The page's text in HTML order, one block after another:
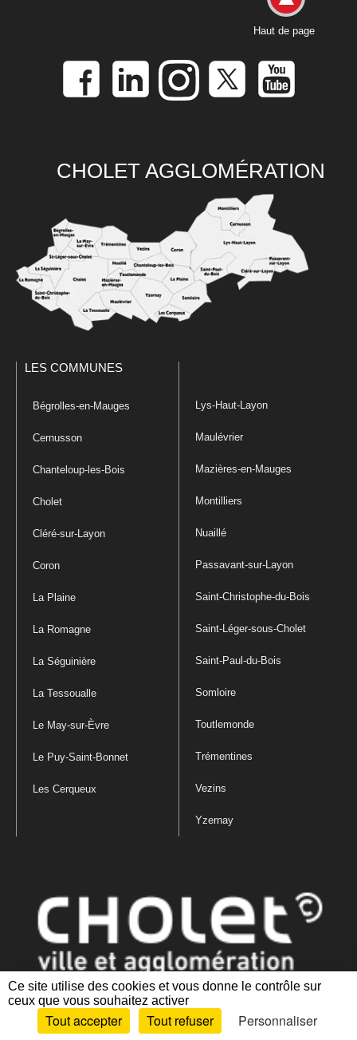
Ce site utilise des cookies et vous donne le contrôle sur
ceux que vous souhaitez activer
Tout accepter Tout refuser
Personnaliser
Haut de page
CHOLET AGGLOMÉRATION
LES COMMUNES
Bégrolles-en-Mauges
Cernusson
Chanteloup-les-Bois
Cholet
Cléré-sur-Layon
Coron
La Plaine
La Romagne
La Séguinière
La Tessoualle
Le May-sur-Èvre
Le Puy-Saint-Bonnet
Les Cerqueux
Lys-Haut-Layon
Maulévrier
Mazières-en-Mauges
Montilliers
Nuaillé
Passavant-sur-Layon
Saint-Christophe-du-Bois
Saint-Léger-sous-Cholet
Saint-Paul-du-Bois
Somloire
Toutlemonde
Trémentines
Vezins
Yzernay
Mentions légales|Politique de confidentialité
des cookies |Plan du site Accessibilité : partiellement conforme